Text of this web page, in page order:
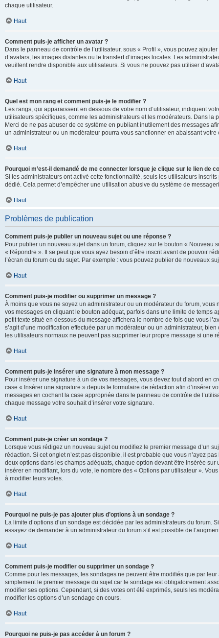
chaque utilisateur.
Haut
Comment puis-je afficher un avatar ?
Dans le panneau de contrôle de l’utilisateur, sous « Profil », vous pouvez
d’avatars, les images distantes ou le transfert d’images locales. Les
veuillent rendre disponible aux utilisateurs. Si vous ne pouvez pas utiliser
Haut
Quel est mon rang et comment puis-je le modifier ?
Les rangs, qui apparaissent en dessous de votre nom d’utilisateur, indiquent
utilisateurs spécifiques, comme les administrateurs et les modérateurs. Dans
Merci de ne pas abuser de ce système en publiant inutilement des messages
un administrateur ou un modérateur pourra vous sanctionner en abaissant votre
Haut
Pourquoi m’est-il demandé de me connecter lorsque je clique sur le lien de
Si les administrateurs ont activé cette fonctionnalité, seuls les utilisateurs
dédié. Cela permet d’empêcher une utilisation abusive du système de
Haut
Problèmes de publication
Comment puis-je publier un nouveau sujet ou une réponse ?
Pour publier un nouveau sujet dans un forum, cliquez sur le bouton «
« Répondre ». Il se peut que vous ayez besoin d’être inscrit avant de pouvoir
l’écran du forum ou du sujet. Par exemple : vous pouvez publier de nouveaux
Haut
Comment puis-je modifier ou supprimer un message ?
À moins que vous ne soyez un administrateur ou un modérateur du forum,
vos messages en cliquant le bouton adéquat, parfois dans une limite de temps
petit texte situé en dessous du message affichera le nombre de fois que vous
s’agit d’une modification effectuée par un modérateur ou un administrateur,
les utilisateurs normaux ne peuvent pas supprimer leur propre message si une
Haut
Comment puis-je insérer une signature à mon message ?
Pour insérer une signature à un de vos messages, vous devez tout d’abord en
case « Insérer une signature » depuis le formulaire de rédaction afin d’insérer
messages en cochant la case appropriée dans le panneau de contrôle de
chaque message votre souhait d’insérer votre signature.
Haut
Comment puis-je créer un sondage ?
Lorsque vous rédigez un nouveau sujet ou modifiez le premier message d’un
rédaction. Si cet onglet n’est pas disponible, il est probable que vous n’ayez
deux options dans les champs adéquats, chaque option devant être insérée
insérer en modifiant, lors du vote, le nombre des « Options par utilisateur ».
à modifier leurs votes.
Haut
Pourquoi ne puis-je pas ajouter plus d’options à un sondage ?
La limite d’options d’un sondage est décidée par les administrateurs du
essayez de demander à un administrateur du forum s’il est possible de
Haut
Comment puis-je modifier ou supprimer un sondage ?
Comme pour les messages, les sondages ne peuvent être modifiés que par
simplement le premier message du sujet car le sondage est obligatoirement
modifier ses options. Cependant, si des votes ont été exprimés, seuls les
modifier les options d’un sondage en cours.
Haut
Pourquoi ne puis-je pas accéder à un forum ?